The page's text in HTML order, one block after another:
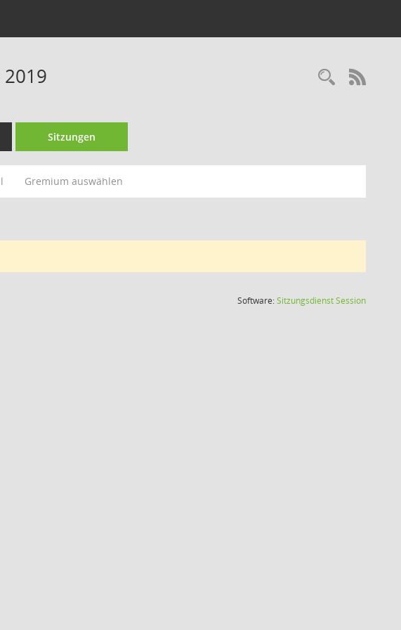
Sitzungen
Gremium auswählen
Software:SitzungsdienstSession(Wird in